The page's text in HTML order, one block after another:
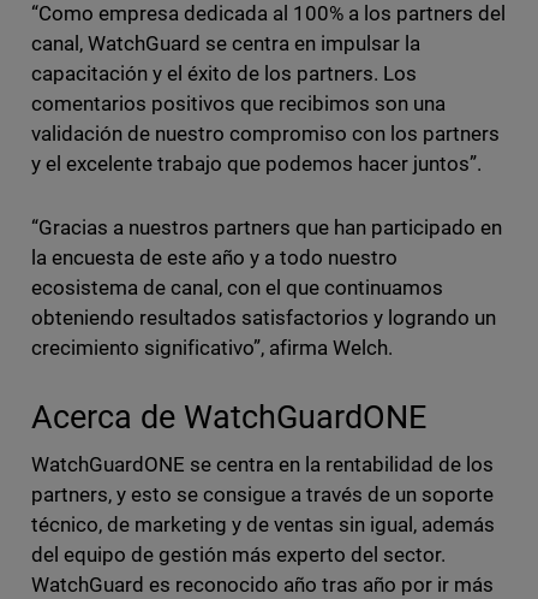
“Como empresa dedicada al 100% a los partners del
canal, WatchGuard se centra en impulsar la
capacitación y el éxito de los partners. Los
comentarios positivos que recibimos son una
validación de nuestro compromiso con los partners
y el excelente trabajo que podemos hacer juntos”.
“Gracias a nuestros partners que han participado en
la encuesta de este año y a todo nuestro
ecosistema de canal, con el que continuamos
obteniendo resultados satisfactorios y logrando un
crecimiento significativo”, afirma Welch.
Acerca de WatchGuardONE
WatchGuardONE se centra en la rentabilidad de los
partners, y esto se consigue a través de un soporte
técnico, de marketing y de ventas sin igual, además
del equipo de gestión más experto del sector.
WatchGuard es reconocido año tras año por ir más